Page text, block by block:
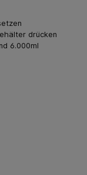
drücken
6.000ml